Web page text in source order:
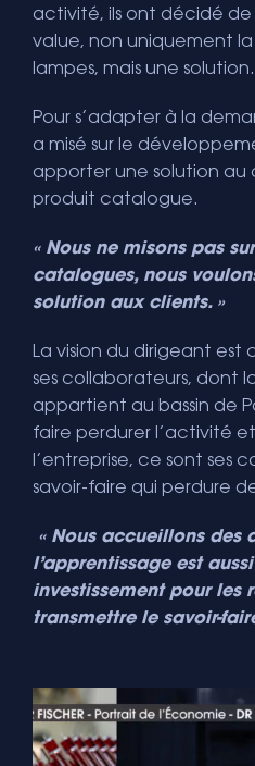
activité, ils ont décidé de
value, non uniquement
lampes, mais une solution.
Pour s’adapter à la
a misé sur le
apporter une solution au
produit catalogue.
« Nous ne misons pas
catalogues, nous
solution aux clients. »
La vision du dirigeant est
ses collaborateurs, dont
appartient au bassin de
faire perdurer l’activité
l’entreprise, ce sont ses
savoir-faire qui perdure
« Nous accueillons des
l’apprentissage est
investissement pour les
transmettre le savoir-